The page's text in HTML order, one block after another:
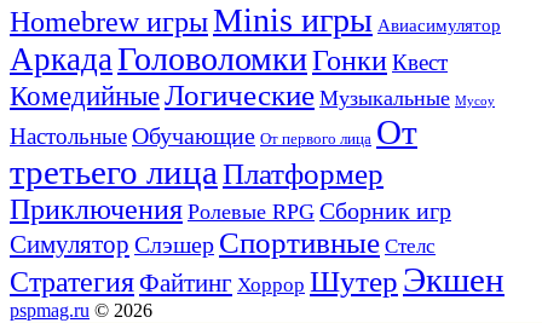
Homebrew игрыMinis игры Авиасимулятор
АркадаГоловоломкиГонкиКвест
КомедийныеЛогические Музыкальные Мусоу
НастольныеОбучающие От первого лица От
третьего лица Платформер
Приключения Ролевые RPG Сборник игр
Симулятор Слэшер Спортивные Стелс
СтратегияФайтинг Хоррор Шутер Экшен
pspmag.ru © 2026